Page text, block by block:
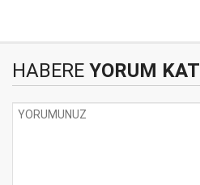
HABERE YORUM KAT